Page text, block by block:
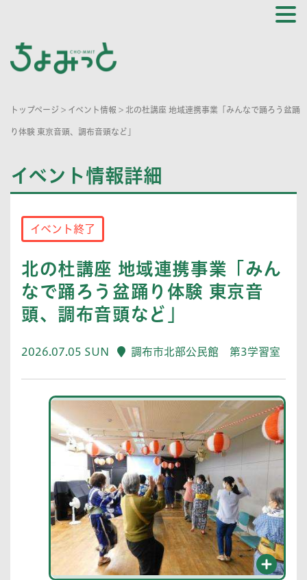
トップページ > イベント情報 > 北の杜講座 地域連携事業「みんなで踊ろう盆踊
り体験 東京音頭、調布音頭など」
イベント情報詳細
イベント終了
北の杜講座 地域連携事業「みん
なで踊ろう盆踊り体験 東京音
頭、調布音頭など」
2026.07.05 SUN 調布市北部公民館 第3学習室